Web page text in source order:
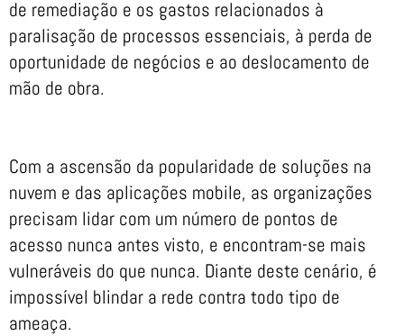
de remediação e os gastos relacionados à
paralisação de processos essenciais, à perda de
oportunidade de negócios e ao deslocamento de
mão de obra.
Com a ascensão da popularidade de soluções na
nuvem e das aplicações mobile, as organizações
precisam lidar com um número de pontos de
acesso nunca antes visto, e encontram-se mais
vulneráveis do que nunca. Diante deste cenário, é
impossível blindar a rede contra todo tipo de
ameaça.